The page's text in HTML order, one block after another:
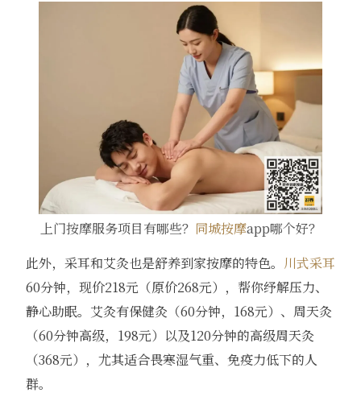
上门按摩服务项目有哪些？ 同城按摩app哪个好？
此外，采耳和艾灸也是舒养到家按摩的特色。 川式采耳
60分钟，现价218元（原价268元），帮你纾解压力、
静心助眠。艾灸有保健灸（60分钟，168元）、周天灸
（60分钟高级，198元）以及120分钟的高级周天灸
（368元），尤其适合畏寒湿气重、免疫力低下的人
群。